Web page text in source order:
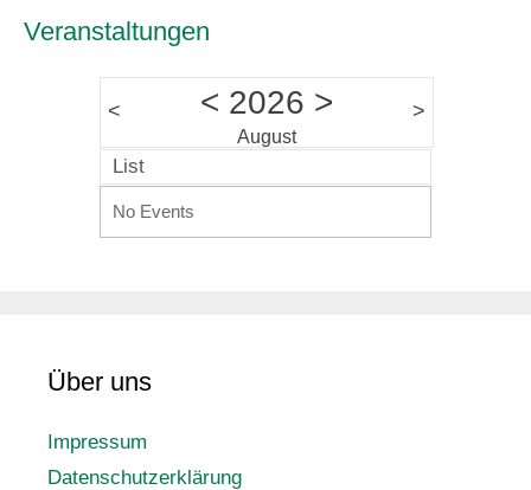
Veranstaltungen
< < 2026 >
August
>
List
No Events
Über uns
Impressum
Datenschutzerklärung